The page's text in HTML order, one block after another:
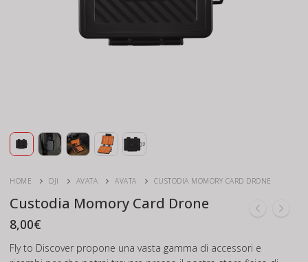
HOME DJI AVATA AVATA CUSTODIA MOMORY CARD DRONE
Custodia Momory Card Drone
8,00€
Fly to Discover propone una vasta gamma di accessori e